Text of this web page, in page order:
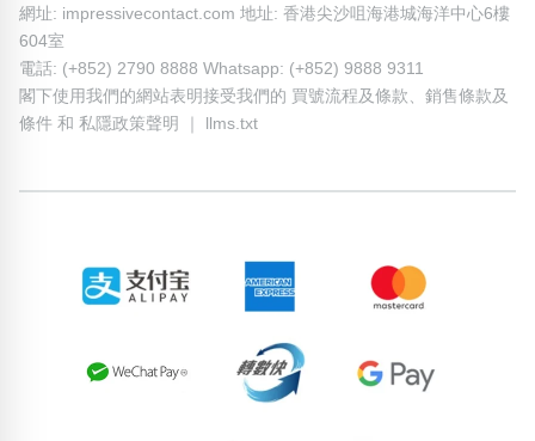
網址: impressivecontact.com 地址: 香港尖沙咀海港城海洋中心6樓
604室
電話: (+852) 2790 8888 Whatsapp: (+852) 9888 9311
閣下使用我們的網站表明接受我們的 買號流程及條款
銷售條款及
條件 和 私隱政策聲明 llms.txt